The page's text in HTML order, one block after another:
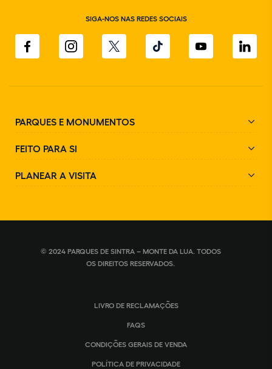
SIGA-NOS NAS REDES SOCIAIS
PARQUES E MONUMENTOS
FEITO PARA SI
PLANEAR A VISITA
© 2024 PARQUES DE SINTRA – MONTE DA LUA. TODOS
OS DIREITOS RESERVADOS.
LIVRO DE RECLAMAÇÕES
FAQS
CONDIÇÕES GERAIS DE VENDA
POLÍTICA DE PRIVACIDADE